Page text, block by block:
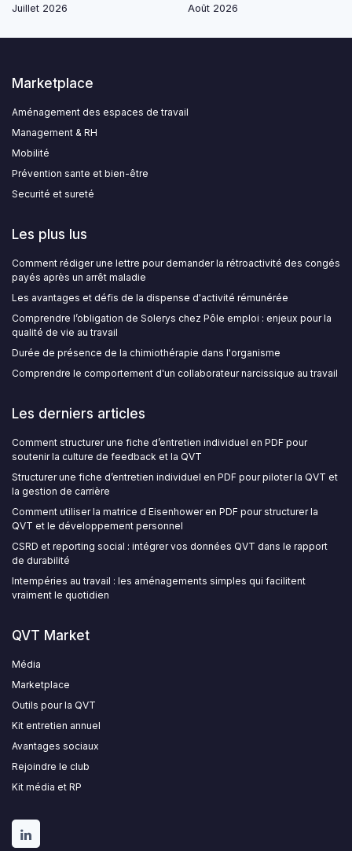
Juillet 2026
Août 2026
Marketplace
Aménagement des espaces de travail
Management & RH
Mobilité
Prévention sante et bien-être
Securité et sureté
Les plus lus
Comment rédiger une lettre pour demander la rétroactivité des congés
payés après un arrêt maladie
Les avantages et défis de la dispense d'activité rémunérée
Comprendre l’obligation de Solerys chez Pôle emploi : enjeux pour la
qualité de vie au travail
Durée de présence de la chimiothérapie dans l'organisme
Comprendre le comportement d'un collaborateur narcissique au travail
Les derniers articles
Comment structurer une fiche d’entretien individuel en PDF pour
soutenir la culture de feedback et la QVT
Structurer une fiche d’entretien individuel en PDF pour piloter la QVT et
la gestion de carrière
Comment utiliser la matrice d Eisenhower en PDF pour structurer la
QVT et le développement personnel
CSRD et reporting social : intégrer vos données QVT dans le rapport
de durabilité
Intempéries au travail : les aménagements simples qui facilitent
vraiment le quotidien
QVT Market
Média
Marketplace
Outils pour la QVT
Kit entretien annuel
Avantages sociaux
Rejoindre le club
Kit média et RP